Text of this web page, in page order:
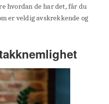
hvordan de har det, får du
er veldig avskrekkende og